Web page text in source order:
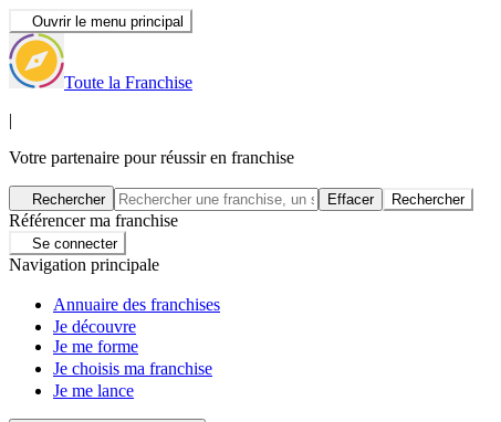
Ouvrir le menu principal
Toute la Franchise
|
Votre partenaire pour réussir en franchise
Rechercher Effacer Rechercher
Référencer ma franchise
Se connecter
Navigation principale
Annuaire des franchises
Je découvre
Je me forme
Je choisis ma franchise
Je me lance